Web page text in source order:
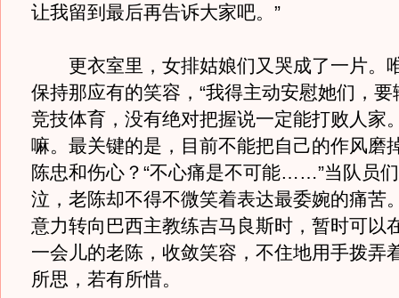
让我留到最后再告诉大家吧。”
更衣室里，女排姑娘们又哭成了一片。
保持那应有的笑容，“我得主动安慰她们，
竞技体育，没有绝对把握说一定能打败人家
嘛。最关键的是，目前不能把自己的作风磨
陈忠和伤心？“不心痛是不可能……”当队员
泣，老陈却不得不微笑着表达最委婉的痛苦
意力转向巴西主教练吉马良斯时，暂时可以
一会儿的老陈，收敛笑容，不住地用手拨弄
所思，若有所惜。